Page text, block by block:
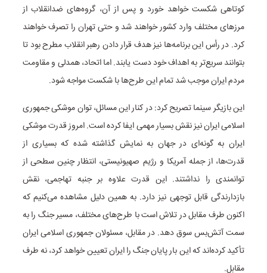
کوتاهی شکست خواهد خورد و پس از آن، گروه‌های ضدانقلاب از
مرزهای مختلف وارد کشور خواهند شد و حتی تهران را تصرف خواهند
کرد. در رأس این برنامه‌ها نیز هدف قرار دادن رهبر انقلاب مطرح بود تا
بتوانند سریع‌تر به اهداف خود دست یابند. اما اتحاد، همدلی و مقاومت
مردم ایران موجب شد تمام این طرح‌ها با شکست مواجه شود.
این بازیگر سینما تصریح کرد: در کنار این مسائل، توان موشکی جمهوری
اسلامی ایران نیز نقش بسیار مهمی ایفا کرده است. امروز قدرت موشکی
ایران به گونه‌ای در جهان به نمایش گذاشته شده که بسیاری از
قدرت‌ها، از جمله آمریکا و رژیم صهیونیستی، انتظار چنین سطحی از
توانمندی را نداشتند. این قدرت علاوه بر جنبه تهاجمی، نقش
بازدارندگی قابل توجهی نیز دارد. به همین دلیل مشاهده می‌کنیم که
اکنون طرف مقابل در تلاش است با طرح‌های مختلف، مسیر جنگ را به
سمت آتش‌بس سوق دهد. در مقابل، مسئولان جمهوری اسلامی ایران
تأکید کرده‌اند که این بار پایان جنگ را ایران تعیین خواهد کرد، نه طرف
مقابل.